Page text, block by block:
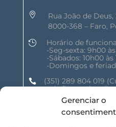
Gerenciar o

Rua João de Deus,
8000-368 – Faro,

Horário de
-Seg-sexta: 9h00
-Sábados: 10h00 às
-Domingos e
 (351) 289 804 019
rede fixa nacional)